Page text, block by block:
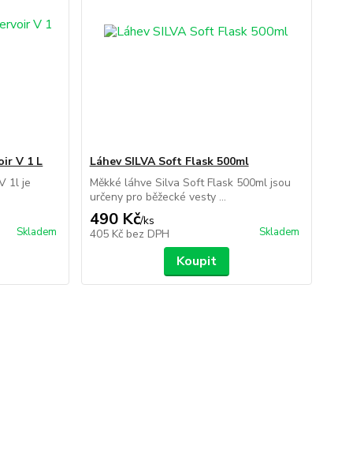
V 1 L
1l je
Skladem
Láhev SILVA Soft Flask 500ml
Měkké láhve Silva Soft Flask 500ml jsou
určeny pro běžecké vesty ...
490 Kč/ks
405 Kč bez DPH Skladem
Koupit